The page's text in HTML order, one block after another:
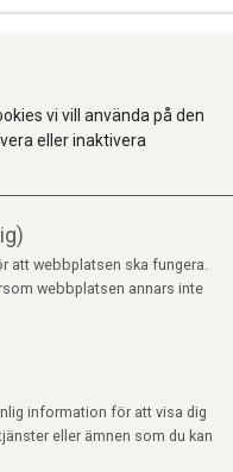
vi vill använda på den
eller inaktivera
att webbplatsen ska fungera.
webbplatsen annars inte
information för att visa dig
eller ämnen som du kan